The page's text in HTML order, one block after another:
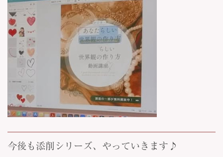
今後も添削シリーズ、やっていきます♪